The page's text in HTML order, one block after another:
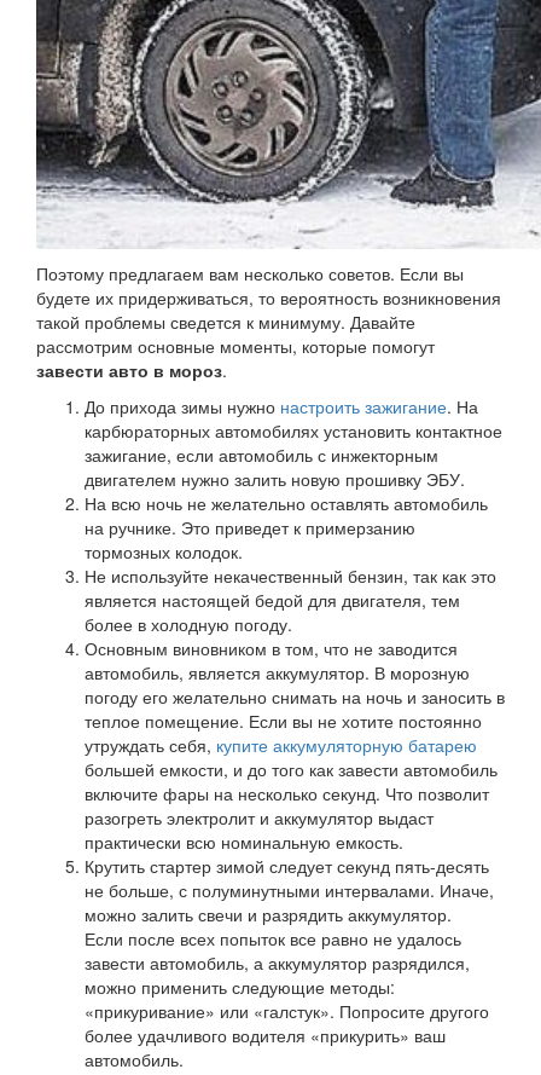
Поэтому предлагаем вам несколько советов. Если вы
будете их придерживаться, то вероятность возникновения
такой проблемы сведется к минимуму. Давайте
рассмотрим основные моменты, которые помогут
завести авто в мороз.
До прихода зимы нужно настроить зажигание. На
карбюраторных автомобилях установить контактное
зажигание, если автомобиль с инжекторным
двигателем нужно залить новую прошивку ЭБУ.
На всю ночь не желательно оставлять автомобиль
на ручнике. Это приведет к примерзанию
тормозных колодок.
Не используйте некачественный бензин, так как это
является настоящей бедой для двигателя, тем
более в холодную погоду.
Основным виновником в том, что не заводится
автомобиль, является аккумулятор. В морозную
погоду его желательно снимать на ночь и заносить в
теплое помещение. Если вы не хотите постоянно
утруждать себя, купите аккумуляторную батарею
большей емкости, и до того как завести автомобиль
включите фары на несколько секунд. Что позволит
разогреть электролит и аккумулятор выдаст
практически всю номинальную емкость.
Крутить стартер зимой следует секунд пять-десять
не больше, с полуминутными интервалами. Иначе,
можно залить свечи и разрядить аккумулятор.
Если после всех попыток все равно не удалось
завести автомобиль, а аккумулятор разрядился,
можно применить следующие методы:
«прикуривание» или «галстук». Попросите другого
более удачливого водителя «прикурить» ваш
автомобиль.